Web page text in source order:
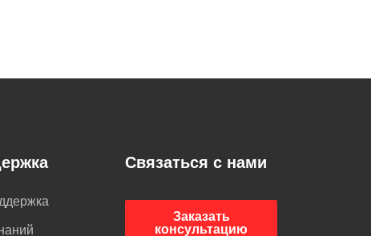
Связаться с нами
Заказать
консультацию